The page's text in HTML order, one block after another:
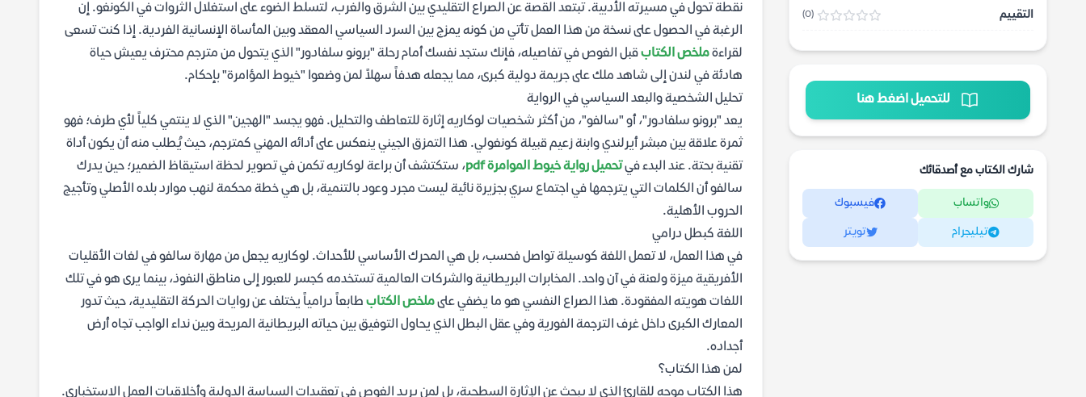
التقييم
(0)
للتحميل اضغط هنا
شارك الكتاب مع أصدقائك
واتساب فيسبوك
تيليجرام تويتر
نقطة تحول في مسيرته الأدبية. تبتعد القصة عن الصراع التقليدي بين الشرق والغرب، لتسلط الضوء على استغلال الثروات في الكونغو. إن
الرغبة في الحصول على نسخة من هذا العمل تأتي من كونه يمزج بين السرد السياسي المعقد وبين المأساة الإنسانية الفردية. إذا كنت تسعى
لقراءةملخص الكتابقبل الغوص في تفاصيله، فإنك ستجد نفسك أمام رحلة "برونو سلفادور" الذي يتحول من مترجم محترف يعيش حياة
هادئة في لندن إلى شاهد ملك على جريمة دولية كبرى، مما يجعله هدفاً سهلاً لمن وضعوا "خيوط المؤامرة" بإحكام.
تحليل الشخصية والبعد السياسي في الرواية
يعد "برونو سلفادور"، أو "سالفو"، من أكثر شخصيات لوكاريه إثارة للتعاطف والتحليل. فهو يجسد "الهجين" الذي لا ينتمي كلياً لأي طرف؛ فهو
ثمرة علاقة بين مبشر أيرلندي وابنة زعيم قبيلة كونغولي. هذا التمزق الجيني ينعكس على أدائه المهني كمترجم، حيث يُطلب منه أن يكون أداة
تقنية بحتة. عند البدء فيتحميل رواية خيوط الموامرة pdf
، ستكتشف أن براعة لوكاريه تكمن في تصوير لحظة استيقاظ الضمير؛ حين يدرك
سالفو أن الكلمات التي يترجمها في اجتماع سري بجزيرة نائية ليست مجرد وعود بالتنمية، بل هي خطة محكمة لنهب موارد بلده الأصلي وتأجيج
الحروب الأهلية.
اللغة كبطل درامي
في هذا العمل، لا تعمل اللغة كوسيلة تواصل فحسب، بل هي المحرك الأساسي للأحداث. لوكاريه يجعل من مهارة سالفو في لغات الأقليات
الأفريقية ميزة ولعنة في آن واحد. المخابرات البريطانية والشركات العالمية تستخدمه كجسر للعبور إلى مناطق النفوذ، بينما يرى هو في تلك
اللغات هويته المفقودة. هذا الصراع النفسي هو ما يضفي علىملخص الكتاب طابعاً درامياً يختلف عن روايات الحركة التقليدية، حيث تدور
المعارك الكبرى داخل غرف الترجمة الفورية وفي عقل البطل الذي يحاول التوفيق بين حياته البريطانية المريحة وبين نداء الواجب تجاه أرض
أجداده.
لمن هذا الكتاب؟
هذا الكتاب موجه للقارئ الذي لا يبحث عن الإثارة السطحية، بل لمن يريد الغوص في تعقيدات السياسة الدولية وأخلاقيات العمل الاستخباري.